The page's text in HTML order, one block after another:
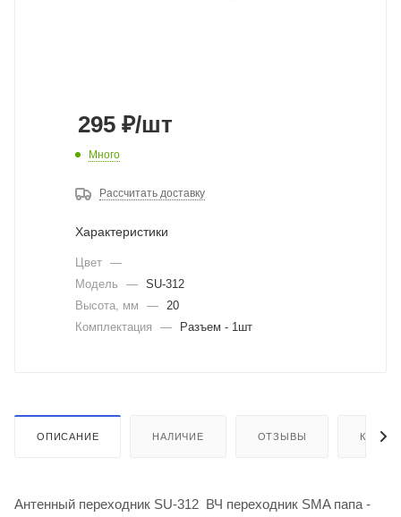
295 ₽/шт
Много
Рассчитать доставку
Характеристики
Цвет —
Модель
— SU-312
Высота, мм
—
20
Комплектация
— Разъем - 1шт
ОПИСАНИЕ НАЛИЧИЕ ОТЗЫВЫ КАК
Антенный переходник SU-312 ВЧ переходник SMA папа -